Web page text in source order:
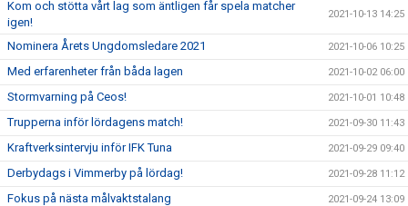
Kom och stötta vårt lag som äntligen får spela matcher
igen!
2021-10-13 14:25
Nominera Årets Ungdomsledare 2021 2021-10-06 10:25
Med erfarenheter från båda lagen 2021-10-02 06:00
Stormvarning på Ceos! 2021-10-01 10:48
Trupperna inför lördagens match! 2021-09-30 11:43
Kraftverksintervju inför IFK Tuna 2021-09-29 09:40
Derbydags i Vimmerby på lördag! 2021-09-28 11:12
Fokus på nästa målvaktstalang 2021-09-24 13:09